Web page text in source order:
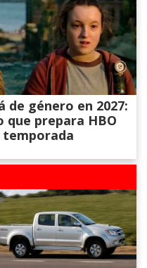
de género en 2027:
prepara HBO